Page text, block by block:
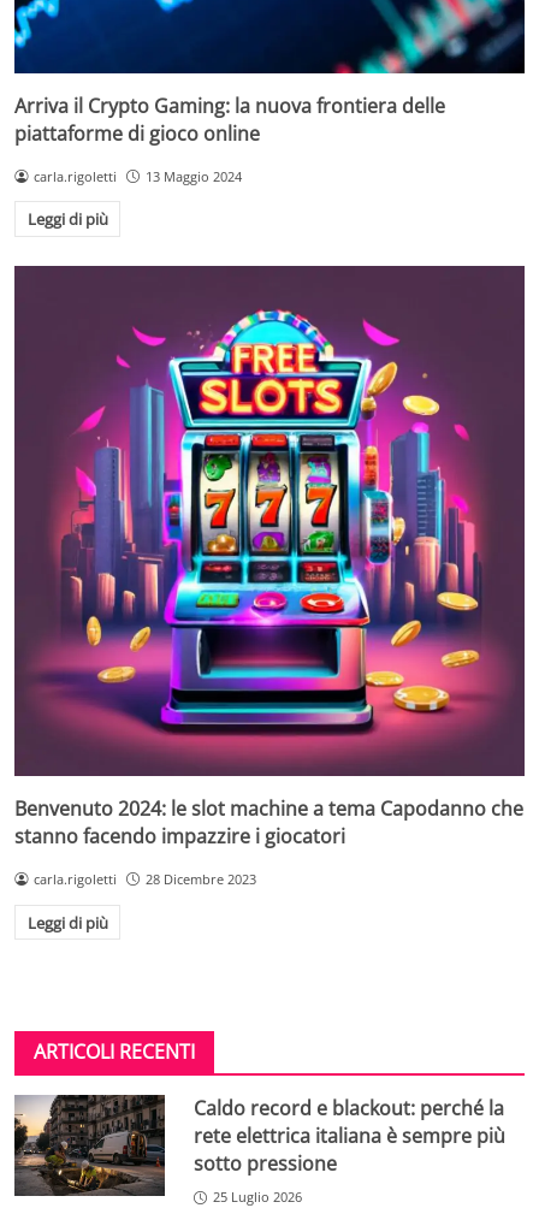
Arriva il Crypto Gaming: la nuova frontiera delle
piattaforme di gioco online
carla.rigoletti 13 Maggio 2024
Leggi di più
Benvenuto 2024: le slot machine a tema Capodanno che
stanno facendo impazzire i giocatori
carla.rigoletti 28 Dicembre 2023
Leggi di più
ARTICOLI RECENTI
Caldo record e blackout: perché la
rete elettrica italiana è sempre più
sotto pressione
25 Luglio 2026